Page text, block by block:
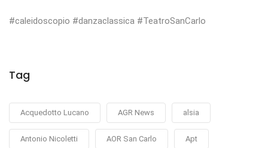
#caleidoscopio #danzaclassica #TeatroSanCarlo
Tag
Acquedotto Lucano AGR News alsia
Antonio Nicoletti AOR San Carlo Apt